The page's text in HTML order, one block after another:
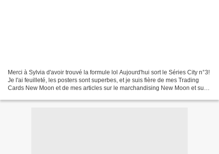
Merci à Sylvia d'avoir trouvé la formule lol Aujourd'hui sort le Séries City n°3!
Je l'ai feuilleté, les posters sont superbes, et je suis fière de mes Trading
Cards New Moon et de mes articles sur le marchandising New Moon et sur